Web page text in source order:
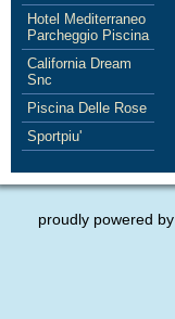
Hotel Mediterraneo
Parcheggio Piscina
California Dream
Snc
Piscina Delle Rose
Sportpiu'
proudly powered by